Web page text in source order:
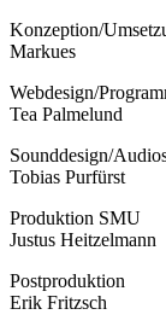
Konzeption/
Markues
Webdesign/
Tea Palmelund
Sounddesign/
Tobias Purfürst
Produktion SMU
Justus Heitzelmann
Postproduktion
Erik Fritzsch